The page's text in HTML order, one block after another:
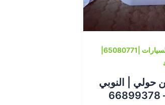
حولي | النوبي